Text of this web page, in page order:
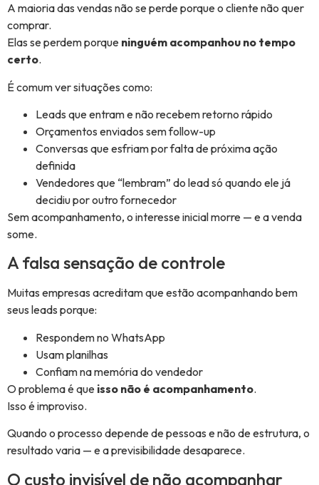
A maioria das vendas não se perde porque o cliente não quer
comprar.
Elas se perdem porque ninguém acompanhou no tempo
certo.
É comum ver situações como:
Leads que entram e não recebem retorno rápido
Orçamentos enviados sem follow-up
Conversas que esfriam por falta de próxima ação
definida
Vendedores que “lembram” do lead só quando ele já
decidiu por outro fornecedor
Sem acompanhamento, o interesse inicial morre — e a venda
some.
A falsa sensação de controle
Muitas empresas acreditam que estão acompanhando bem
seus leads porque:
Respondem no WhatsApp
Usam planilhas
Confiam na memória do vendedor
O problema é que isso não é acompanhamento.
Isso é improviso.
Quando o processo depende de pessoas e não de estrutura, o
resultado varia — e a previsibilidade desaparece.
O custo invisível de não acompanhar